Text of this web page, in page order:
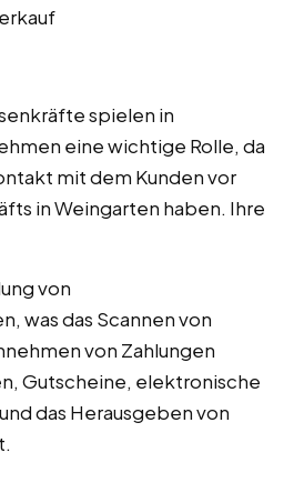
spielen in
eine wichtige Rolle, da
mit dem Kunden vor
in Weingarten haben. Ihre
von
was das Scannen von
von Zahlungen
Gutscheine, elektronische
das Herausgeben von